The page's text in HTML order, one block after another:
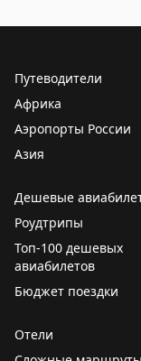
Путеводители
Африка
Аэропорты России
Азия
Дешевые
Роудтрипы
Топ-100 дешевых
авиабилетов
Бюджет поездки
Отели